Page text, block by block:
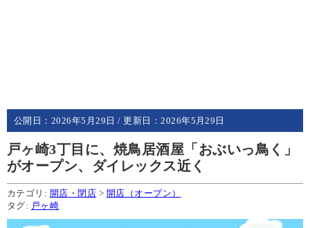
公開日： 2026年5月29日 / 更新日：2026年5月29日
戸ヶ崎3丁目に、焼鳥居酒屋「おぶいっ鳥く」
がオープン、ダイレックス近く
カテゴリ: 開店・閉店 > 開店（オープン）
タグ: 戸ヶ崎